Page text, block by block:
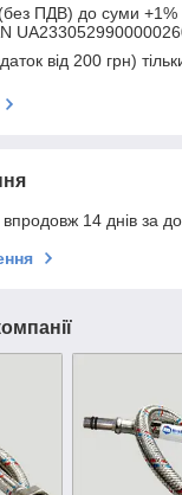
(без ПДВ) до суми
від 200 грн)
14 днів за